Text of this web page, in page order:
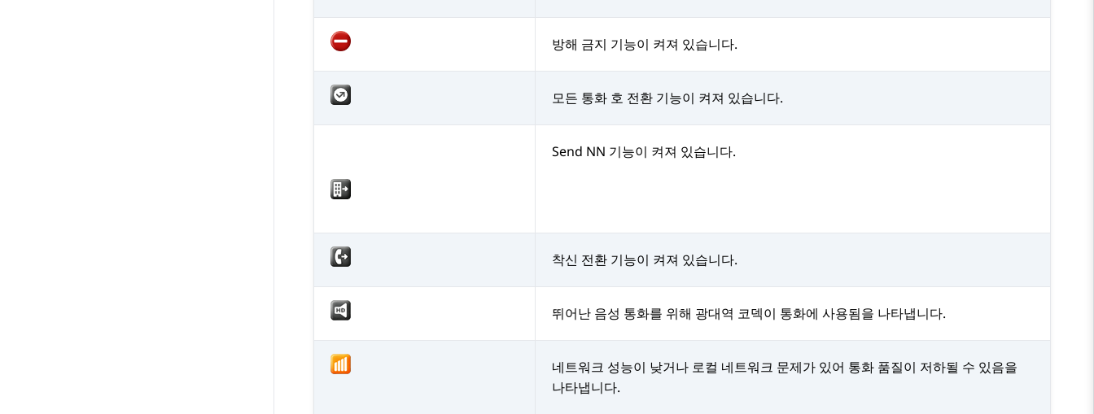
방해 금지 기능이 켜져 있습니다.
모든 통화 호 전환 기능이 켜져 있습니다.
Send NN 기능이 켜져 있습니다.
착신 전환 기능이 켜져 있습니다.
뛰어난 음성 통화를 위해 광대역 코덱이 통화에 사용됨을 나타냅니다.
네트워크 성능이 낮거나 로컬 네트워크 문제가 있어 통화 품질이 저하될 수 있음을
나타냅니다.